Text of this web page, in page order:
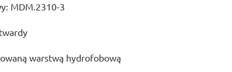
MDM.2310-3
warstwą hydrofobową